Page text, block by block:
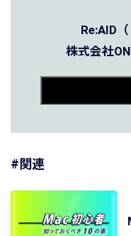
Re:AID
株式会社
#関連